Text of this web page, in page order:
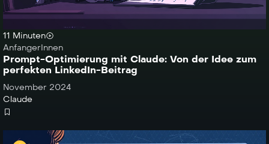
11 Minuten
AnfangerInnen
Prompt-Optimierung mit Claude: Von der Idee zum
perfekten LinkedIn-Beitrag
November 2024
Claude